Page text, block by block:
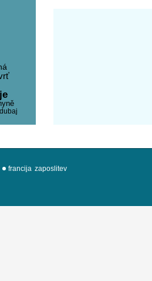
francija zaposlitev